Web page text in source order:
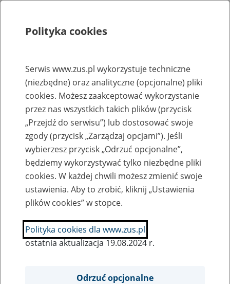
Rejestry, ewidencje i archiwa
Baza zlikwidowanych lub
przekształconych zakładów pracy
Nazwa zakładu pracy:
SZUKAJ
Polityka cookies
Serwis www.zus.pl wykorzystuje techniczne
(niezbędne) oraz analityczne (opcjonalne) pliki
cookies. Możesz zaakceptować wykorzystanie
przez nas wszystkich takich plików (przycisk
„Przejdź do serwisu”) lub dostosować swoje
zgody (przycisk „Zarządzaj opcjami”). Jeśli
wybierzesz przycisk „Odrzuć opcjonalne”,
będziemy wykorzystywać tylko niezbędne pliki
cookies. W każdej chwili możesz zmienić swoje
ustawienia. Aby to zrobić, kliknij „Ustawienia
plików cookies” w stopce.
Polityka cookies dla www.zus.pl
ostatnia aktualizacja 19.08.2024 r.
Odrzuć opcjonalne